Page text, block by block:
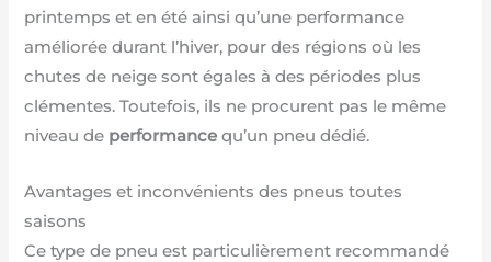
printemps et en été ainsi qu’une performance
améliorée durant l’hiver, pour des régions où les
chutes de neige sont égales à des périodes plus
clémentes. Toutefois, ils ne procurent pas le même
niveau de performance qu’un pneu dédié.
Avantages et inconvénients des pneus toutes
saisons
Ce type de pneu est particulièrement recommandé